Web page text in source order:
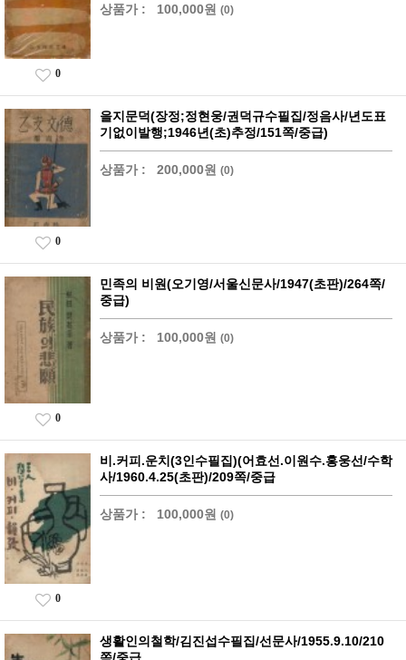
상품가 : 100,000원 (0)
0
을지문덕(장정;정현웅/권덕규수필집/정음사/년도표
기없이발행;1946년(초)추정/151쪽/중급)
상품가 : 200,000원 (0)
0
민족의 비원(오기영/서울신문사/1947(초판)/264쪽/
중급)
상품가 : 100,000원 (0)
0
비.커피.운치(3인수필집)(어효선.이원수.홍웅선/수학
사/1960.4.25(초판)/209쪽/중급
상품가 : 100,000원 (0)
0
생활인의철학/김진섭수필집/선문사/1955.9.10/210
쪽/중급